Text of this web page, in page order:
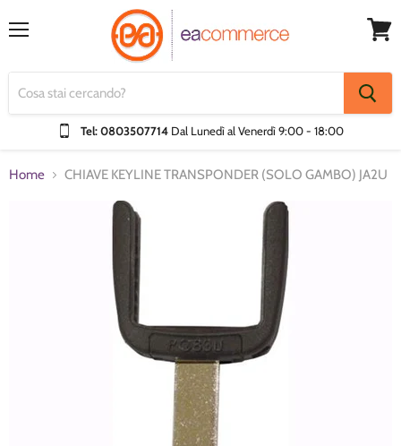
Tel: 0803507714 Dal Lunedì al Venerdì9:00 - 18:00
Home CHIAVE KEYLINE TRANSPONDER (SOLO GAMBO) JA2U